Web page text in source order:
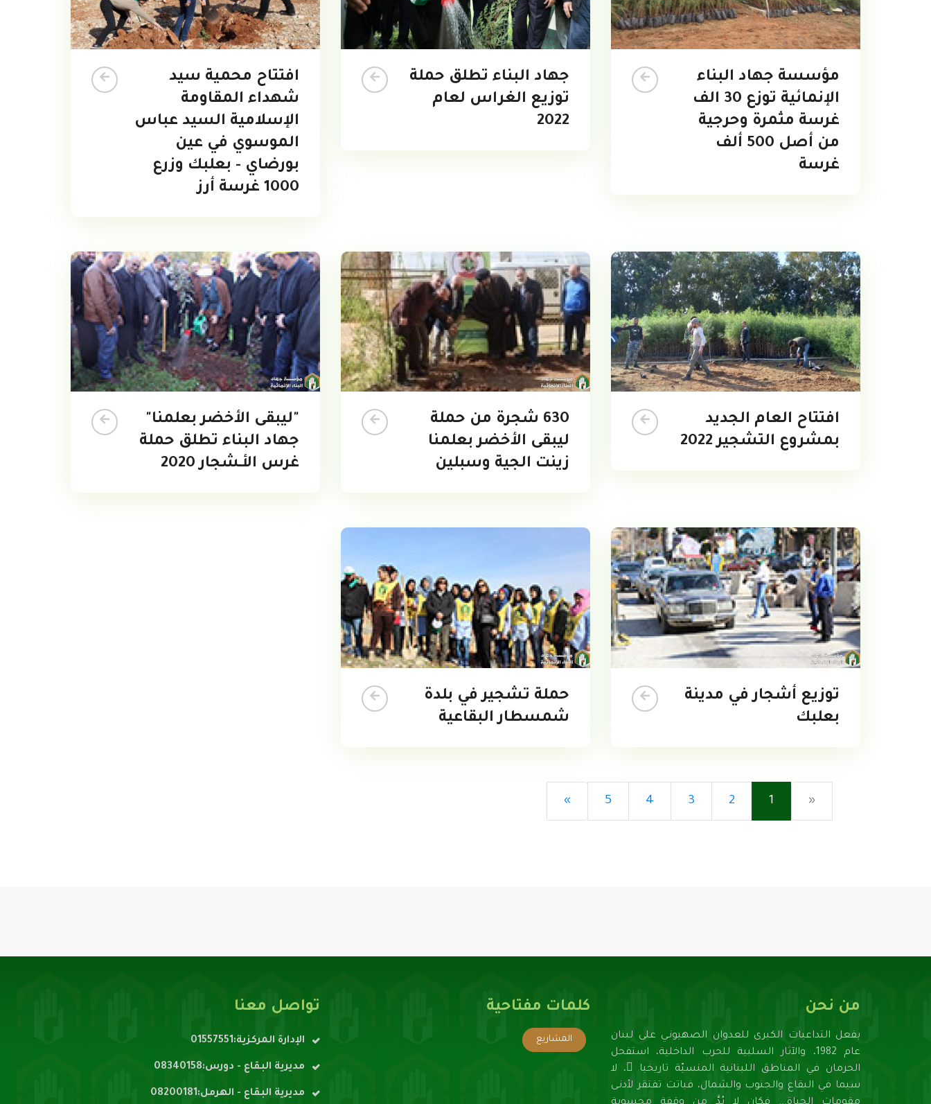
مؤسسة جهاد البناء
الإنمائية توزع 30 الف
غرسة مثمرة وحرجية
من أصل 500 ألف
غرسة
جهاد البناء تطلق حملة
توزيع الغراس لعام
2022
افتتاح محمية سيد
شهداء المقاومة
الإسلامية السيد عباس
الموسوي في عين
بورضاي - بعلبك وزرع
1000 غرسة أرز
افتتاح العام الجديد
بمشروع التشجير 2022
630 شجرة من حملة
ليبقى الأخضر بعلمنا
زينت الجية وسبلين
"ليبقى الأخضر بعلمنا"
جهاد البناء تطلق حملة
غرس الأـشجار 2020
توزيع أشجار في مدينة
بعلبك
حملة تشجير في بلدة
شمسطار البقاعية
«
1
2
3
4
5
»
من نحن
بفعل التداعيات الكبرى للعدوان الصهيونـي على لبنان
عام 1982، والآثار السلبية للحرب الداخلية، استفحل
الحرمان في المناطق اللبنانية المنسيّة تاريخيا ً، لا
سيما في البقاع والجنوب والشمال، فباتت تفتقر لأدنـى
كلمات مفتاحية
المشاريع
تواصل معنا
الإدارة المركزية:01557551
مديرية البقاع - دورس:08340158
مديرية البقاع - الهرمل:08200181